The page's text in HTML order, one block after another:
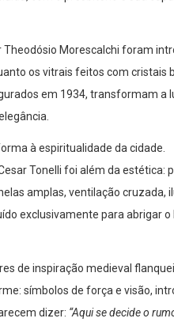
Morescalchi foram
os vitrais feitos com cristais
em 1934, transformam a
à espiritualidade da cidade.
Tonelli foi além da
amplas, ventilação
exclusivamente para abrigar
de inspiração medieval
símbolos de força e visão,
dizer: “Aqui se decide o